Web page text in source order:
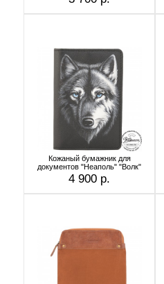
Кожаный бумажник для
документов "Неаполь" "Волк"
4 900 р.